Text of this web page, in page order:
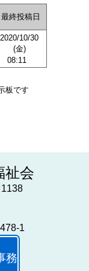
最終投稿日
2020/10/30
(金)
08:11
板です
祉会
1
務